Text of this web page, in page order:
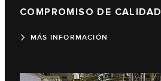
COMPROMISO DE CALIDAD
MÁS INFORMACIÓN